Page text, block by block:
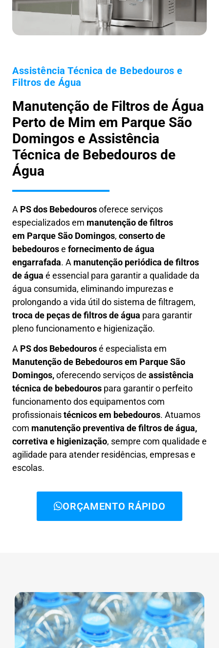
Assistência Técnica de Bebedouros e
Filtros de Água
Manutenção de Filtros de Água
Perto de Mim em Parque São
Domingos e Assistência
Técnica de Bebedouros de
Água
A PS dos Bebedourosoferece serviços
especializados em manutenção de filtros
em Parque São Domingos, conserto de
bebedourose fornecimento de água
engarrafada. A manutenção periódica de filtros
de água é essencial para garantir a qualidade da
água consumida, eliminando impurezas e
prolongando a vida útil do sistema de filtragem,
troca de peças de filtros de água para garantir
pleno funcionamento e higienização.
A PS dos Bebedourosé especialista em
Manutenção de Bebedouros em Parque São
Domingos,oferecendo serviços de assistência
técnica de bebedouros para garantir o perfeito
funcionamento dos equipamentos com
profissionaistécnicos em bebedouros. Atuamos
com manutenção preventiva de filtros de água,
corretiva e higienização, sempre com qualidade e
agilidade para atender residências, empresas e
escolas.
ORÇAMENTO RÁPIDO